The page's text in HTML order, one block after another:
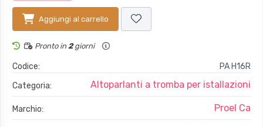
Aggiungi al carrello
Pronto in 2giorni
Codice:
PA H16R
Categoria:
Altoparlanti a tromba per istallazioni
Marchio: Proel Ca